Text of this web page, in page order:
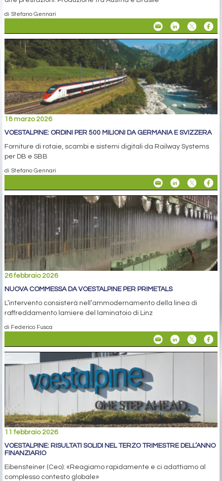
di Stefano Gennari
18 marzo 2026
VOESTALPINE: ORDINI PER 500 MILIONI DA GERMANIA E SVIZZERA
Forniture di rotaie, scambi e sistemi digitali da Railway Systems
per DB e SBB
di Stefano Gennari
26 febbraio 2026
NUOVA COMMESSA DA VOESTALPINE PER PRIMETALS
L’intervento consisterà nell’ammodernamento della linea di
raffreddamento lamiere del laminatoio di Linz
di Federico Fusca
11 febbraio 2026
VOESTALPINE: RISULTATI SOLIDI NEL TERZO TRIMESTRE DELL’ANNO
FINANZIARIO
Eibensteiner (Ceo): «Reagiamo rapidamente e ci adattiamo al
complesso contesto globale»